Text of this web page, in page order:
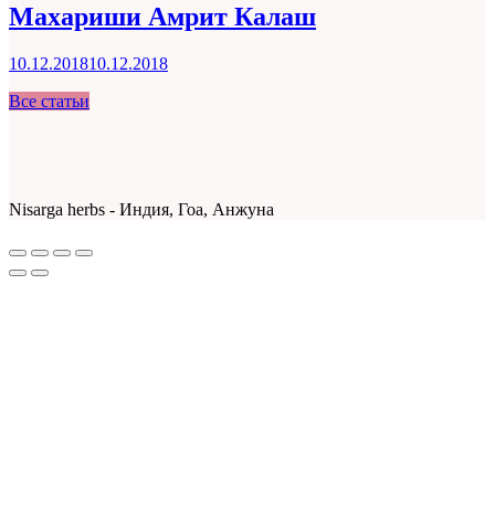
Махариши Амрит Калаш
10.12.201810.12.2018
Все статьи
Nisarga herbs - Индия, Гоа, Анжуна